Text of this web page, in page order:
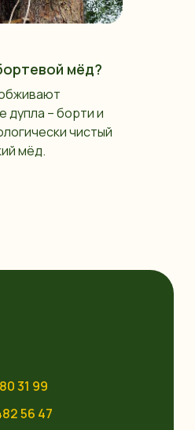
мёд?
дупла – борти и
чистый
мёд.
31 99
56 47